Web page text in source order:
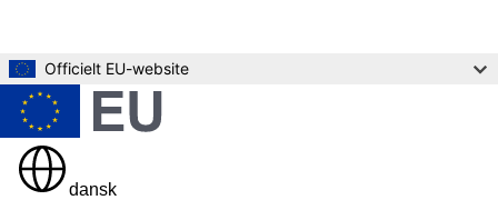
Officielt EU-website
dansk